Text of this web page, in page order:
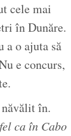
cele mai
în Dunăre.
a o ajuta să
e concurs,
în.
ca în Cabo